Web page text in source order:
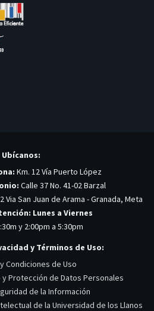
Ubícanos:
Km. 12 Vía Puerto López
Calle 37 No. 41-02 Barzal
Via San Juan de Arama - Granada, Meta
Lunes a Viernes
y 2:00pm a 5:30pm
y Términos de Uso:
Condiciones de Uso
Protección de Datos Personales
de la Información
de la Universidad de los Llanos